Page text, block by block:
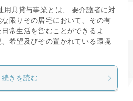
用具貸与事業とは、 要介護者に対
限りその居宅において、その有
常生活を営むことができるよ
希望及びその置かれている環境
続きを読む